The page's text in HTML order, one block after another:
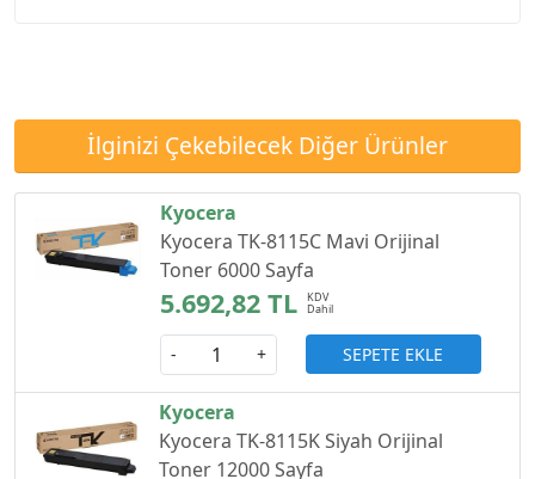
İlginizi Çekebilecek Diğer Ürünler
Kyocera
Kyocera TK-8115C Mavi Orijinal
Toner 6000 Sayfa
5.692,82 TL
- + SEPETE EKLE
Kyocera
Kyocera TK-8115K Siyah Orijinal
Toner 12000 Sayfa